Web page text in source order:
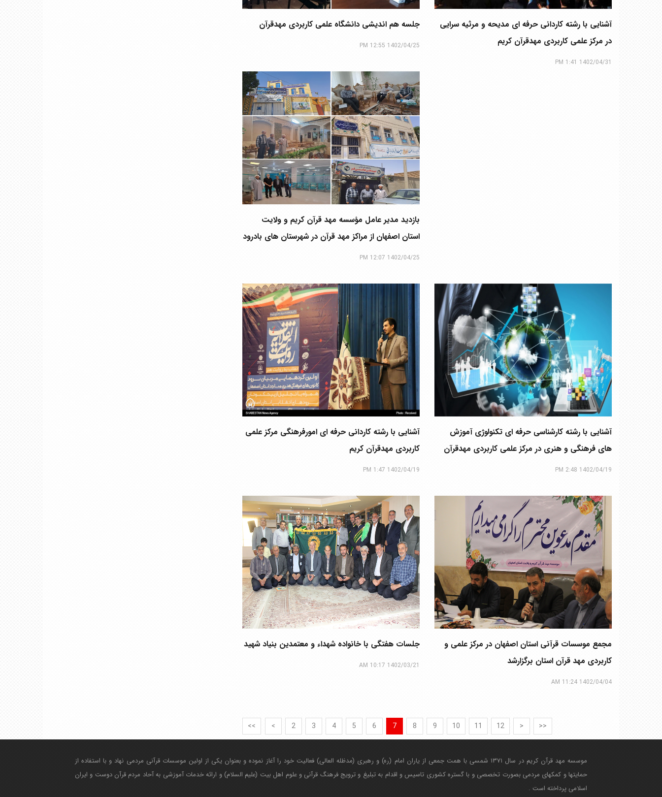
آشنایی با رشته کاردانی حرفه ای مدیحه و مرثیه سرایی
در مرکز علمی کاربردی مهدقرآن کریم
1402/04/31 1:41 PM
جلسه هم اندیشی دانشگاه علمی کاربردی مهدقرآن
1402/04/25 12:55 PM
بازدید مدیر عامل مؤسسه مهد قرآن کریم و ولایت
استان اصفهان از مراکز مهد قرآن در شهرستان های بادرود
و آران و بیدگل
1402/04/25 12:07 PM
آشنایی با رشته کارشناسی حرفه ای تکنولوژی آموزش
های فرهنگی و هنری در مرکز علمی کاربردی مهدقرآن
کریم
1402/04/19 2:48 PM
آشنایی با رشته کاردانی حرفه ای امورفرهنگی مرکز علمی
کاربردی مهدقرآن کریم
1402/04/19 1:47 PM
مجمع موسسات قرآنی استان اصفهان در مرکز علمی و
کاربردی مهد قرآن استان برگزارشد
1402/04/04 11:24 AM
جلسات هفتگی با خانواده شهداء و معتمدین بنیاد شهید
1402/03/21 10:17 AM
<< < 2 3 4 5 6 7 8 9 10 11 12 > >>
موسسه مهد قرآن کریم در سال ۱۳۷۱ شمسی با همت جمعی از یاران امام (ره) و رهبری (مدظله العالی) فعالیت خود را آغاز نموده و بعنوان یکی از اولین موسسات قرآنی مردمی نهاد و با استفاده از
حمایتها و کمکهای مردمی بصورت تخصصی و با گستره کشوری تاسیس و اقدام به تبلیغ و ترویج فرهنگ قرآنی و علوم اهل بیت (علیم السلام) و ارائه خدمات آموزشی به آحاد مردم قرآن دوست و ایران
اسلامی پرداخته است .